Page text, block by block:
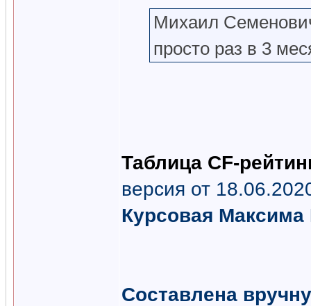
Михаил
просто раз в 3
Таблица CF-
версия от
Курсовая
Составлена